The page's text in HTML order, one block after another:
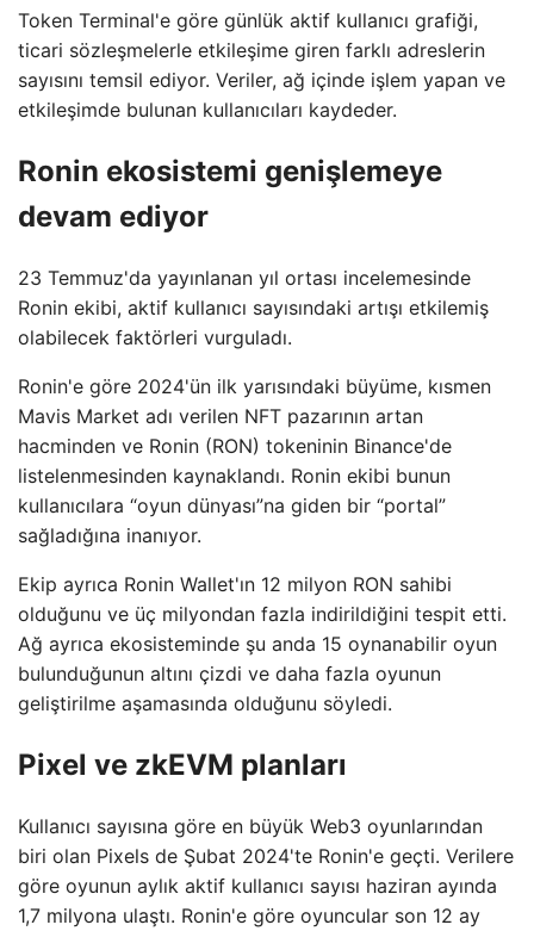
Token Terminal'e göre günlük aktif kullanıcı grafiği,
ticari sözleşmelerle etkileşime giren farklı adreslerin
sayısını temsil ediyor. Veriler, ağ içinde işlem yapan ve
etkileşimde bulunan kullanıcıları kaydeder.
Ronin ekosistemi genişlemeye
devam ediyor
23 Temmuz'da yayınlanan yıl ortası incelemesinde
Ronin ekibi, aktif kullanıcı sayısındaki artışı etkilemiş
olabilecek faktörleri vurguladı.
Ronin'e göre 2024'ün ilk yarısındaki büyüme, kısmen
Mavis Market adı verilen NFT pazarının artan
hacminden ve Ronin (RON) tokeninin Binance'de
listelenmesinden kaynaklandı. Ronin ekibi bunun
kullanıcılara “oyun dünyası”na giden bir “portal”
sağladığına inanıyor.
Ekip ayrıca Ronin Wallet'ın 12 milyon RON sahibi
olduğunu ve üç milyondan fazla indirildiğini tespit etti.
Ağ ayrıca ekosisteminde şu anda 15 oynanabilir oyun
bulunduğunun altını çizdi ve daha fazla oyunun
geliştirilme aşamasında olduğunu söyledi.
Pixel ve zkEVM planları
Kullanıcı sayısına göre en büyük Web3 oyunlarından
biri olan Pixels de Şubat 2024'te Ronin'e geçti. Verilere
göre oyunun aylık aktif kullanıcı sayısı haziran ayında
1,7 milyona ulaştı. Ronin'e göre oyuncular son 12 ay